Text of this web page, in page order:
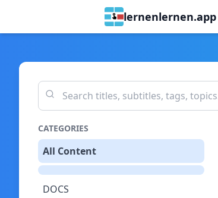
lernenlernen.app
CATEGORIES
All Content
DOCS